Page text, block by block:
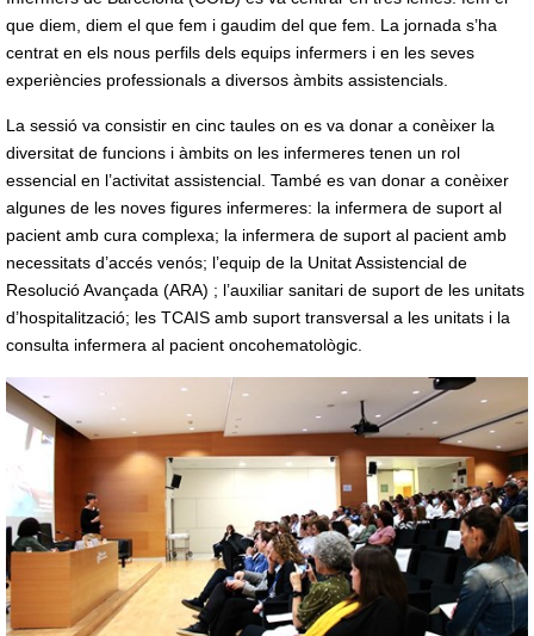
que diem, diem el que fem i gaudim del que fem. La jornada s’ha
centrat en els nous perfils dels equips infermers i en les seves
experiències professionals a diversos àmbits assistencials.
La sessió va consistir en cinc taules on es va donar a conèixer la
diversitat de funcions i àmbits on les infermeres tenen un rol
essencial en l’activitat assistencial. També es van donar a conèixer
algunes de les noves figures infermeres: la infermera de suport al
pacient amb cura complexa; la infermera de suport al pacient amb
necessitats d’accés venós; l’equip de la Unitat Assistencial de
Resolució Avançada (ARA) ; l’auxiliar sanitari de suport de les unitats
d’hospitalització; les TCAIS amb suport transversal a les unitats i la
consulta infermera al pacient oncohematològic.